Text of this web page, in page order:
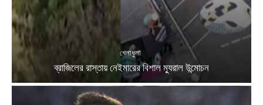
খেলাধুলা
ব্রাজিলের রাস্তায় নেইমারের বিশাল ম্যুরাল উন্মোচন